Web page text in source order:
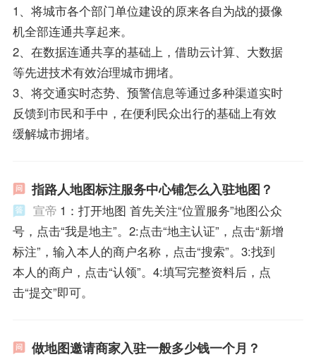
1、将城市各个部门单位建设的原来各自为战的摄像
机全部连通共享起来。
2、在数据连通共享的基础上，借助云计算、大数据
等先进技术有效治理城市拥堵。
3、将交通实时态势、预警信息等通过多种渠道实时
反馈到市民和手中，在便利民众出行的基础上有效
缓解城市拥堵。
指路人地图标注服务中心铺怎么入驻地图？
宣帝 1：打开地图 首先关注“位置服务”地图公众
号，点击“我是地主”。2:点击“地主认证”，点击“新增
标注”，输入本人的商户名称，点击“搜索”。3:找到
本人的商户，点击“认领”。4:填写完整资料后，点
击“提交”即可。
做地图邀请商家入驻一般多少钱一个月？